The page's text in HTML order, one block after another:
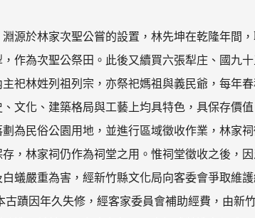
源於林家次聖公嘗的設置，林先坤在乾隆年間
作為次聖公祭田。此後又續買六張犁庄、國九
祀林姓列祖列宗，亦祭祀媽祖與義民爺，每年
文化、建築格局與工藝上均具特色，具保存價
為民俗公園用地，並進行區域徵收作業，林家
，林家祠仍作為祠堂之用。惟祠堂徵收之後，
蟻嚴重為害，經新竹縣文化局向客委會爭取維
古蹟因年久失修，經客家委員會補助經費，由新